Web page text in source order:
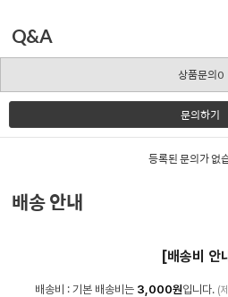
Q&A
상품문의0
문의하기
등록된 문의가 없
배송 안내
[배송비 안
배송비 : 기본 배송비는 3,000원입니다. (